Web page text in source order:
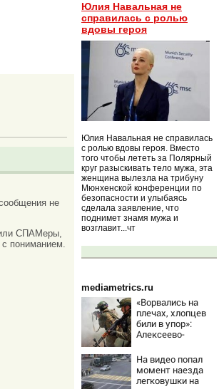
не
СПАМеры,
пониманием.
Юлия Навальная не
справилась с ролью
вдовы героя
Юлия Навальная не справилась
с ролью вдовы героя. Вместо
того чтобы лететь за Полярный
круг разыскивать тело мужа, эта
женщина вылезла на трибуну
Мюнхенской конференции по
безопасности и улыбаясь
сделала заявление, что
поднимет знамя мужа и
возглавит...чт
mediametrics.ru
«Ворвались на
плечах, хлопцев
били в упор»:
Алексеево-
могильником для
«птах Мадьяра»
На видео попал
момент наезда
легковушки на